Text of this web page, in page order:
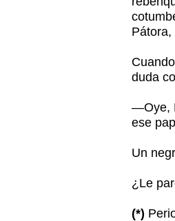
Pátora,
duda
—Oye,
ese
Un
¿Le
(*)